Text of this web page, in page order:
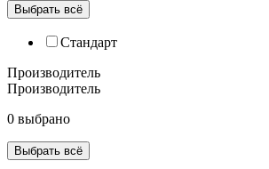
Выбрать всё
Cтандарт
Производитель
Производитель
0 выбрано
Выбрать всё